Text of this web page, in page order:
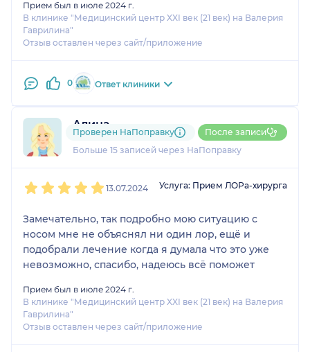
Прием был в июле 2024 г.
В клинике "Медицинский центр XXI век (21 век) на Валерия
Гаврилина"
Отзыв оставлен через сайт/приложение
0 Ответ клиники
Алина
14 отзывов и1 оценка
Больше 15 записей через НаПоправку
Проверен НаПоправку После записи
13.07.2024 Услуга: Прием ЛОРа-хирурга
Замечательно, так подробно мою ситуацию с
носом мне не объяснял ни один лор, ещё и
подобрали лечение когда я думала что это уже
невозможно, спасибо, надеюсь всё поможет
Прием был в июле 2024 г.
В клинике "Медицинский центр XXI век (21 век) на Валерия
Гаврилина"
Отзыв оставлен через сайт/приложение